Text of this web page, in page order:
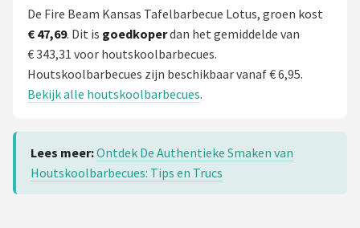
De Fire Beam Kansas Tafelbarbecue Lotus, groen kost
€ 47,69. Dit is goedkoperdan het gemiddelde van
€ 343,31 voor houtskoolbarbecues.
Houtskoolbarbecues zijn beschikbaar vanaf € 6,95.
Bekijk alle houtskoolbarbecues.
Lees meer:Ontdek De Authentieke Smaken van
Houtskoolbarbecues: Tips en Trucs